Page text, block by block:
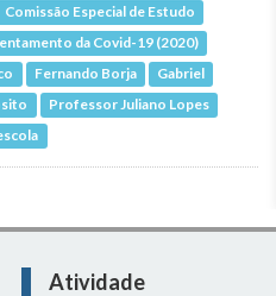
Comissão Especial de Estudo
da Covid-19 (2020)
Fernando Borja
Gabriel
Professor Juliano Lopes
Atividade